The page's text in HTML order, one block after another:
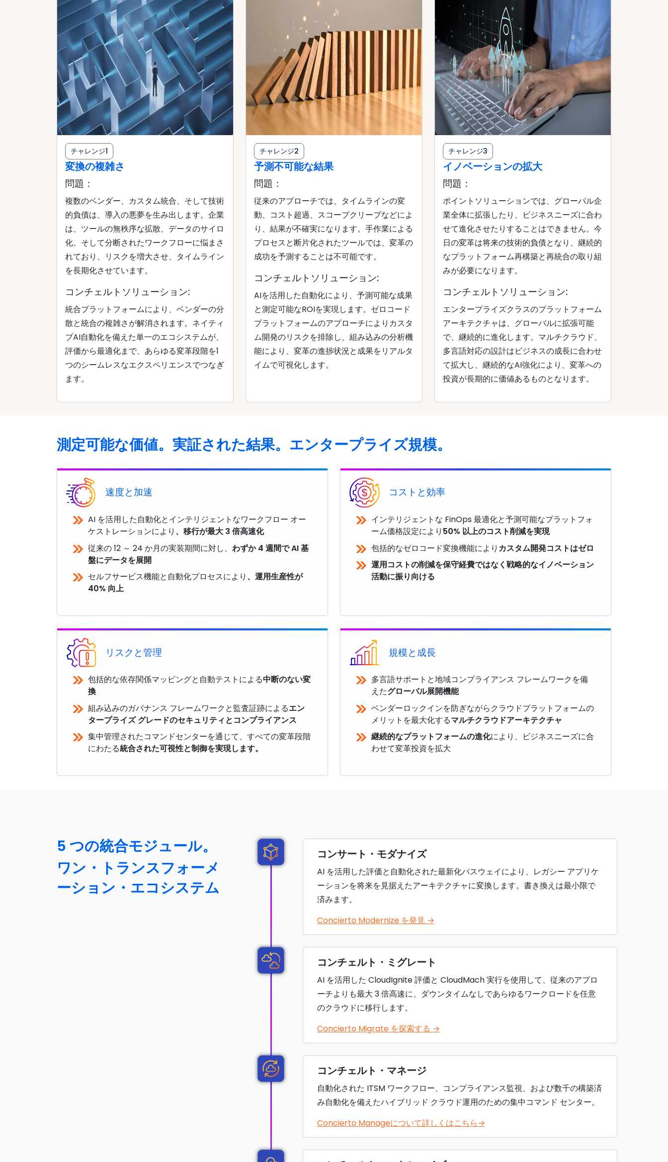
チャレンジ1
変換の複雑さ
問題：
複数のベンダー、カスタム統合、そして技術
的負債は、導入の悪夢を生み出します。企業
は、ツールの無秩序な拡散、データのサイロ
化、そして分断されたワークフローに悩まさ
れており、リスクを増大させ、タイムライン
を長期化させています。
コンチェルトソリューション:
統合プラットフォームにより、ベンダーの分
散と統合の複雑さが解消されます。ネイティ
ブAI自動化を備えた単一のエコシステムが、
評価から最適化まで、あらゆる変革段階を1
つのシームレスなエクスペリエンスでつなぎ
ます。
チャレンジ2
予測不可能な結果
問題：
従来のアプローチでは、タイムラインの変
動、コスト超過、スコープクリープなどによ
り、結果が不確実になります。手作業による
プロセスと断片化されたツールでは、変革の
成功を予測することは不可能です。
コンチェルトソリューション:
AIを活用した自動化により、予測可能な成果
と測定可能なROIを実現します。ゼロコード
プラットフォームのアプローチによりカスタ
ム開発のリスクを排除し、組み込みの分析機
能により、変革の進捗状況と成果をリアルタ
イムで可視化します。
チャレンジ3
イノベーションの拡大
問題：
ポイントソリューションでは、グローバル企
業全体に拡張したり、ビジネスニーズに合わ
せて進化させたりすることはできません。今
日の変革は将来の技術的負債となり、継続的
なプラットフォーム再構築と再統合の取り組
みが必要になります。
コンチェルトソリューション:
エンタープライズクラスのプラットフォーム
アーキテクチャは、グローバルに拡張可能
で、継続的に進化します。マルチクラウド、
多言語対応の設計はビジネスの成長に合わせ
て拡大し、継続的なAI強化により、変革への
投資が長期的に価値あるものとなります。
測定可能な価値。実証された結果。エンタープライズ規模。
速度と加速
AI を活用した自動化とインテリジェントなワークフロー オー
ケストレーションにより 、移行が最大 3 倍高速化
従来の 12 ～ 24 か月の実装期間に対し、 わずか 4 週間で AI 基
盤にデータを展開
セルフサービス機能と自動化プロセスにより 、運用生産性が
40% 向上
コストと効率
インテリジェントな FinOps 最適化と予測可能なプラットフォ
ーム価格設定により 50% 以上のコスト削減を実現
包括的なゼロコード変換機能により カスタム開発コストはゼロ
運用コストの削減を保守経費ではなく戦略的なイノベーション
活動に振り向ける
リスクと管理
包括的な依存関係マッピングと自動テストによる中断のない変
換
組み込みのガバナンス フレームワークと監査証跡によるエン
タープライズ グレードのセキュリティとコンプライアンス
集中管理されたコマンドセンターを通じて、すべての変革段階
にわたる統合された可視性と制御を実現します。
規模と成長
多言語サポートと地域コンプライアンス フレームワークを備
えたグローバル展開機能
ベンダーロックインを防ぎながらクラウドプラットフォームの
メリットを最大化するマルチクラウドアーキテクチャ
継続的なプラットフォームの進化により、ビジネスニーズに合
わせて変革投資を拡大
5 つの統合モジュール。
ワン・トランスフォーメ
ーション・エコシステム
コンサート・モダナイズ
AI を活用した評価と自動化された最新化パスウェイにより、レガシー アプリケ
ーションを将来を見据えたアーキテクチャに変換します。書き換えは最小限で
済みます。
Concierto Modernize を発見 →
コンチェルト・ミグレート
AI を活用した CloudIgnite 評価と CloudMach 実行を使用して、従来のアプロ
ーチよりも最大 3 倍高速に、ダウンタイムなしであらゆるワークロードを任意
のクラウドに移行します。
Concierto Migrate を探索する →
コンチェルト・マネージ
自動化された ITSM ワークフロー、コンプライアンス監視、および数千の構築済
み自動化を備えたハイブリッド クラウド運用のための集中コマンド センター。
Concierto Manageについて詳しくはこちら→